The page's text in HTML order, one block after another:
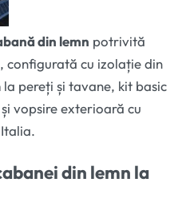
din lemn potrivită
cu izolație din
pereți și tavane, kit basic
vopsire exterioară cu
din lemn la